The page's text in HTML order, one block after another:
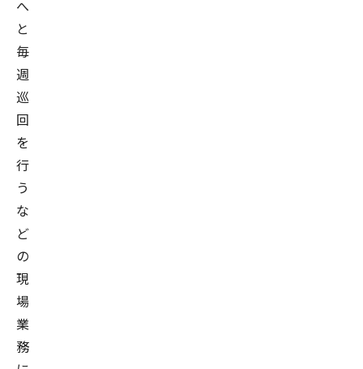
へ
と
毎
週
巡
回
を
行
う
な
ど
の
現
場
業
務